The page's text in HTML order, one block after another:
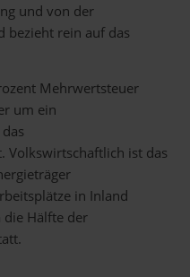
und von der
bezieht rein auf das
Mehrwertsteuer
um ein
Volkswirtschaftlich ist das
in Inland
die Hälfte der